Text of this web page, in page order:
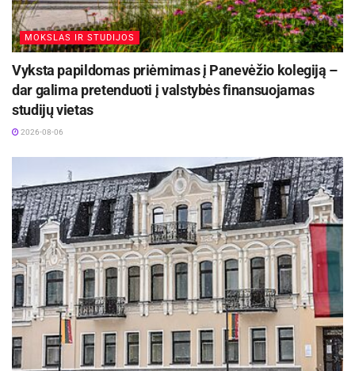
MOKSLAS IR STUDIJOS
Vyksta papildomas priėmimas į Panevėžio kolegiją –
dar galima pretenduoti į valstybės finansuojamas
studijų vietas
2026-08-06